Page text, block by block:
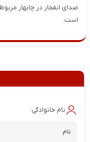
صدای انفجار در چابهار
است.
نام خانوادگی: